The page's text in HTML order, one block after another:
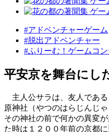
#アドベンチャーゲーム
#脱出アドベンチャー
#ふりーむ！ゲームコ
平安京を舞台にし
主人公サラは、友人である
原神社（やつのはらじんじゃ
その神社の前で何かの異変
た時は１２００年前の京都に